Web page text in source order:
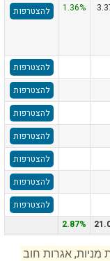
1.36% להצטרפות
להצטרפות
להצטרפות
להצטרפות
להצטרפות
להצטרפות
להצטרפות
להצטרפות
2.87%
מניות, אגרות חוב